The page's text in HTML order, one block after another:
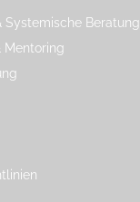
Systemische Beratung
Mentoring